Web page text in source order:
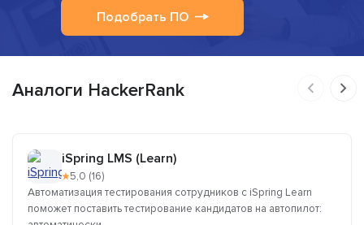
Подобрать ПО
Аналоги HackerRank
iSpring LMS (Learn)
★5,0 (16)
Автоматизация тестирования сотрудников с iSpring Learn
поможет поставить тестирование кандидатов на автопилот: